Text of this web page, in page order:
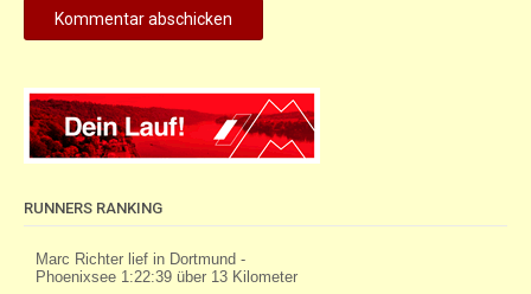
RUNNERS RANKING